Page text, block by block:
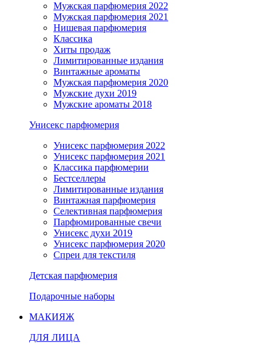
Мужская парфюмерия 2022
Мужская парфюмерия 2021
Нишевая парфюмерия
Классика
Хиты продаж
Лимитированные издания
Винтажные ароматы
Мужская парфюмерия 2020
Мужские духи 2019
Мужские ароматы 2018
Унисекс парфюмерия
Унисекс парфюмерия 2022
Унисекс парфюмерия 2021
Классика парфюмерии
Бестселлеры
Лимитированные издания
Винтажная парфюмерия
Селективная парфюмерия
Парфюмированные свечи
Унисекс духи 2019
Унисекс парфюмерия 2020
Спреи для текстиля
Детская парфюмерия
Подарочные наборы
МАКИЯЖ
ДЛЯ ЛИЦА